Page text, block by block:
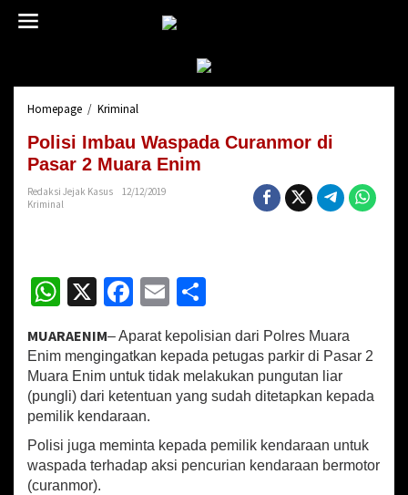
Homepage / Kriminal
i
i
u
W
s
p
a
d
a
C
u
r
a
Polisi Imbau Waspada Curanmor di
Pasar 2 Muara Enim
Redaksi Jejak Kasus
12/12/2019
Kriminal
W
at
sA
p
p
X
Fa
ce
b
o
o
k
E
ai
l
h
ar
e
MUARAENIM– Aparat kepolisian dari Polres Muara
Enim mengingatkan kepada petugas parkir di Pasar 2
Muara Enim untuk tidak melakukan pungutan liar
(pungli) dari ketentuan yang sudah ditetapkan kepada
pemilik kendaraan.
Polisi juga meminta kepada pemilik kendaraan untuk
waspada terhadap aksi pencurian kendaraan bermotor
(curanmor).